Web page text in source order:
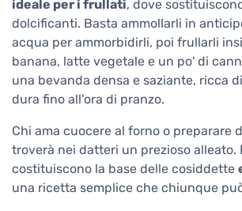
ideale per i frullati, dove
dolcificanti. Basta ammollarli in
acqua per ammorbidirli, poi frullarli
banana, latte vegetale e un po' di
una bevanda densa e saziante, ricca
dura fino all'ora di pranzo.
Chi ama cuocere al forno o preparare
troverà nei datteri un prezioso
costituiscono la base delle cosiddette
una ricetta semplice che chiunque